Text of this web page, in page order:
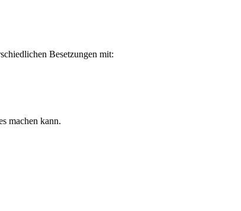
Besetzungen mit:
machen kann.